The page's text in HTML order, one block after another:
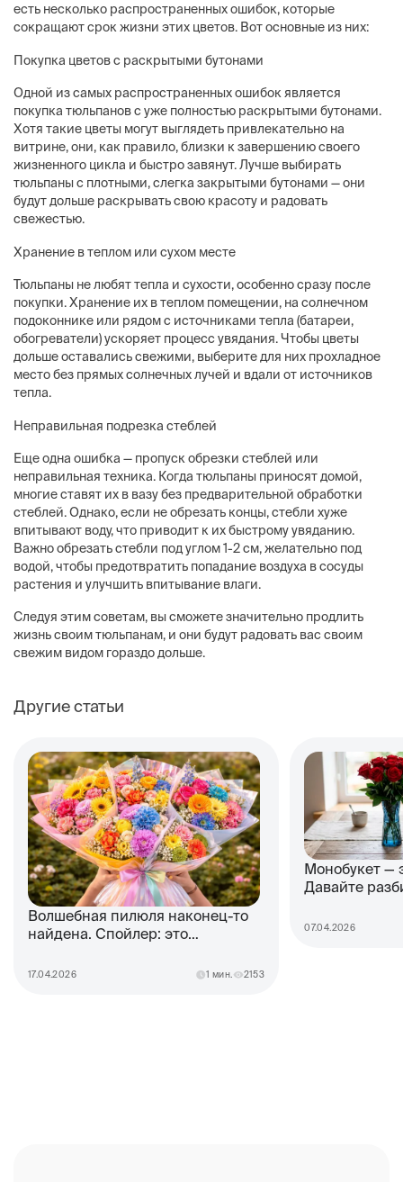
есть несколько распространенных ошибок, которые
сокращают срок жизни этих цветов. Вот основные из них:
Покупка цветов с раскрытыми бутонами
Одной из самых распространенных ошибок является
покупка тюльпанов с уже полностью раскрытыми бутонами.
Хотя такие цветы могут выглядеть привлекательно на
витрине, они, как правило, близки к завершению своего
жизненного цикла и быстро завянут. Лучше выбирать
тюльпаны с плотными, слегка закрытыми бутонами — они
будут дольше раскрывать свою красоту и радовать
свежестью.
Хранение в теплом или сухом месте
Тюльпаны не любят тепла и сухости, особенно сразу после
покупки. Хранение их в теплом помещении, на солнечном
подоконнике или рядом с источниками тепла (батареи,
обогреватели) ускоряет процесс увядания. Чтобы цветы
дольше оставались свежими, выберите для них прохладное
место без прямых солнечных лучей и вдали от источников
тепла.
Неправильная подрезка стеблей
Еще одна ошибка — пропуск обрезки стеблей или
неправильная техника. Когда тюльпаны приносят домой,
многие ставят их в вазу без предварительной обработки
стеблей. Однако, если не обрезать концы, стебли хуже
впитывают воду, что приводит к их быстрому увяданию.
Важно обрезать стебли под углом 1-2 см, желательно под
водой, чтобы предотвратить попадание воздуха в сосуды
растения и улучшить впитывание влаги.
Следуя этим советам, вы сможете значительно продлить
жизнь своим тюльпанам, и они будут радовать вас своим
свежим видом гораздо дольше.
Другие статьи
Волшебная пилюля наконец-то
найдена. Спойлер: это
17.04.2026 1 мин. 2153
Монобукет —
Давайте
07.04.2026